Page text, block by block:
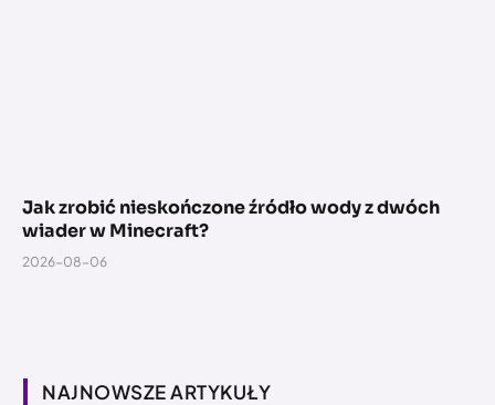
Jak zrobić nieskończone źródło wody z dwóch
wiader w Minecraft?
2026-08-06
NAJNOWSZE ARTYKUŁY